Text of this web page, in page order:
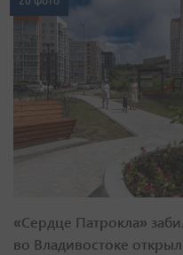
«Сердце Патрокла»
во Владивостоке